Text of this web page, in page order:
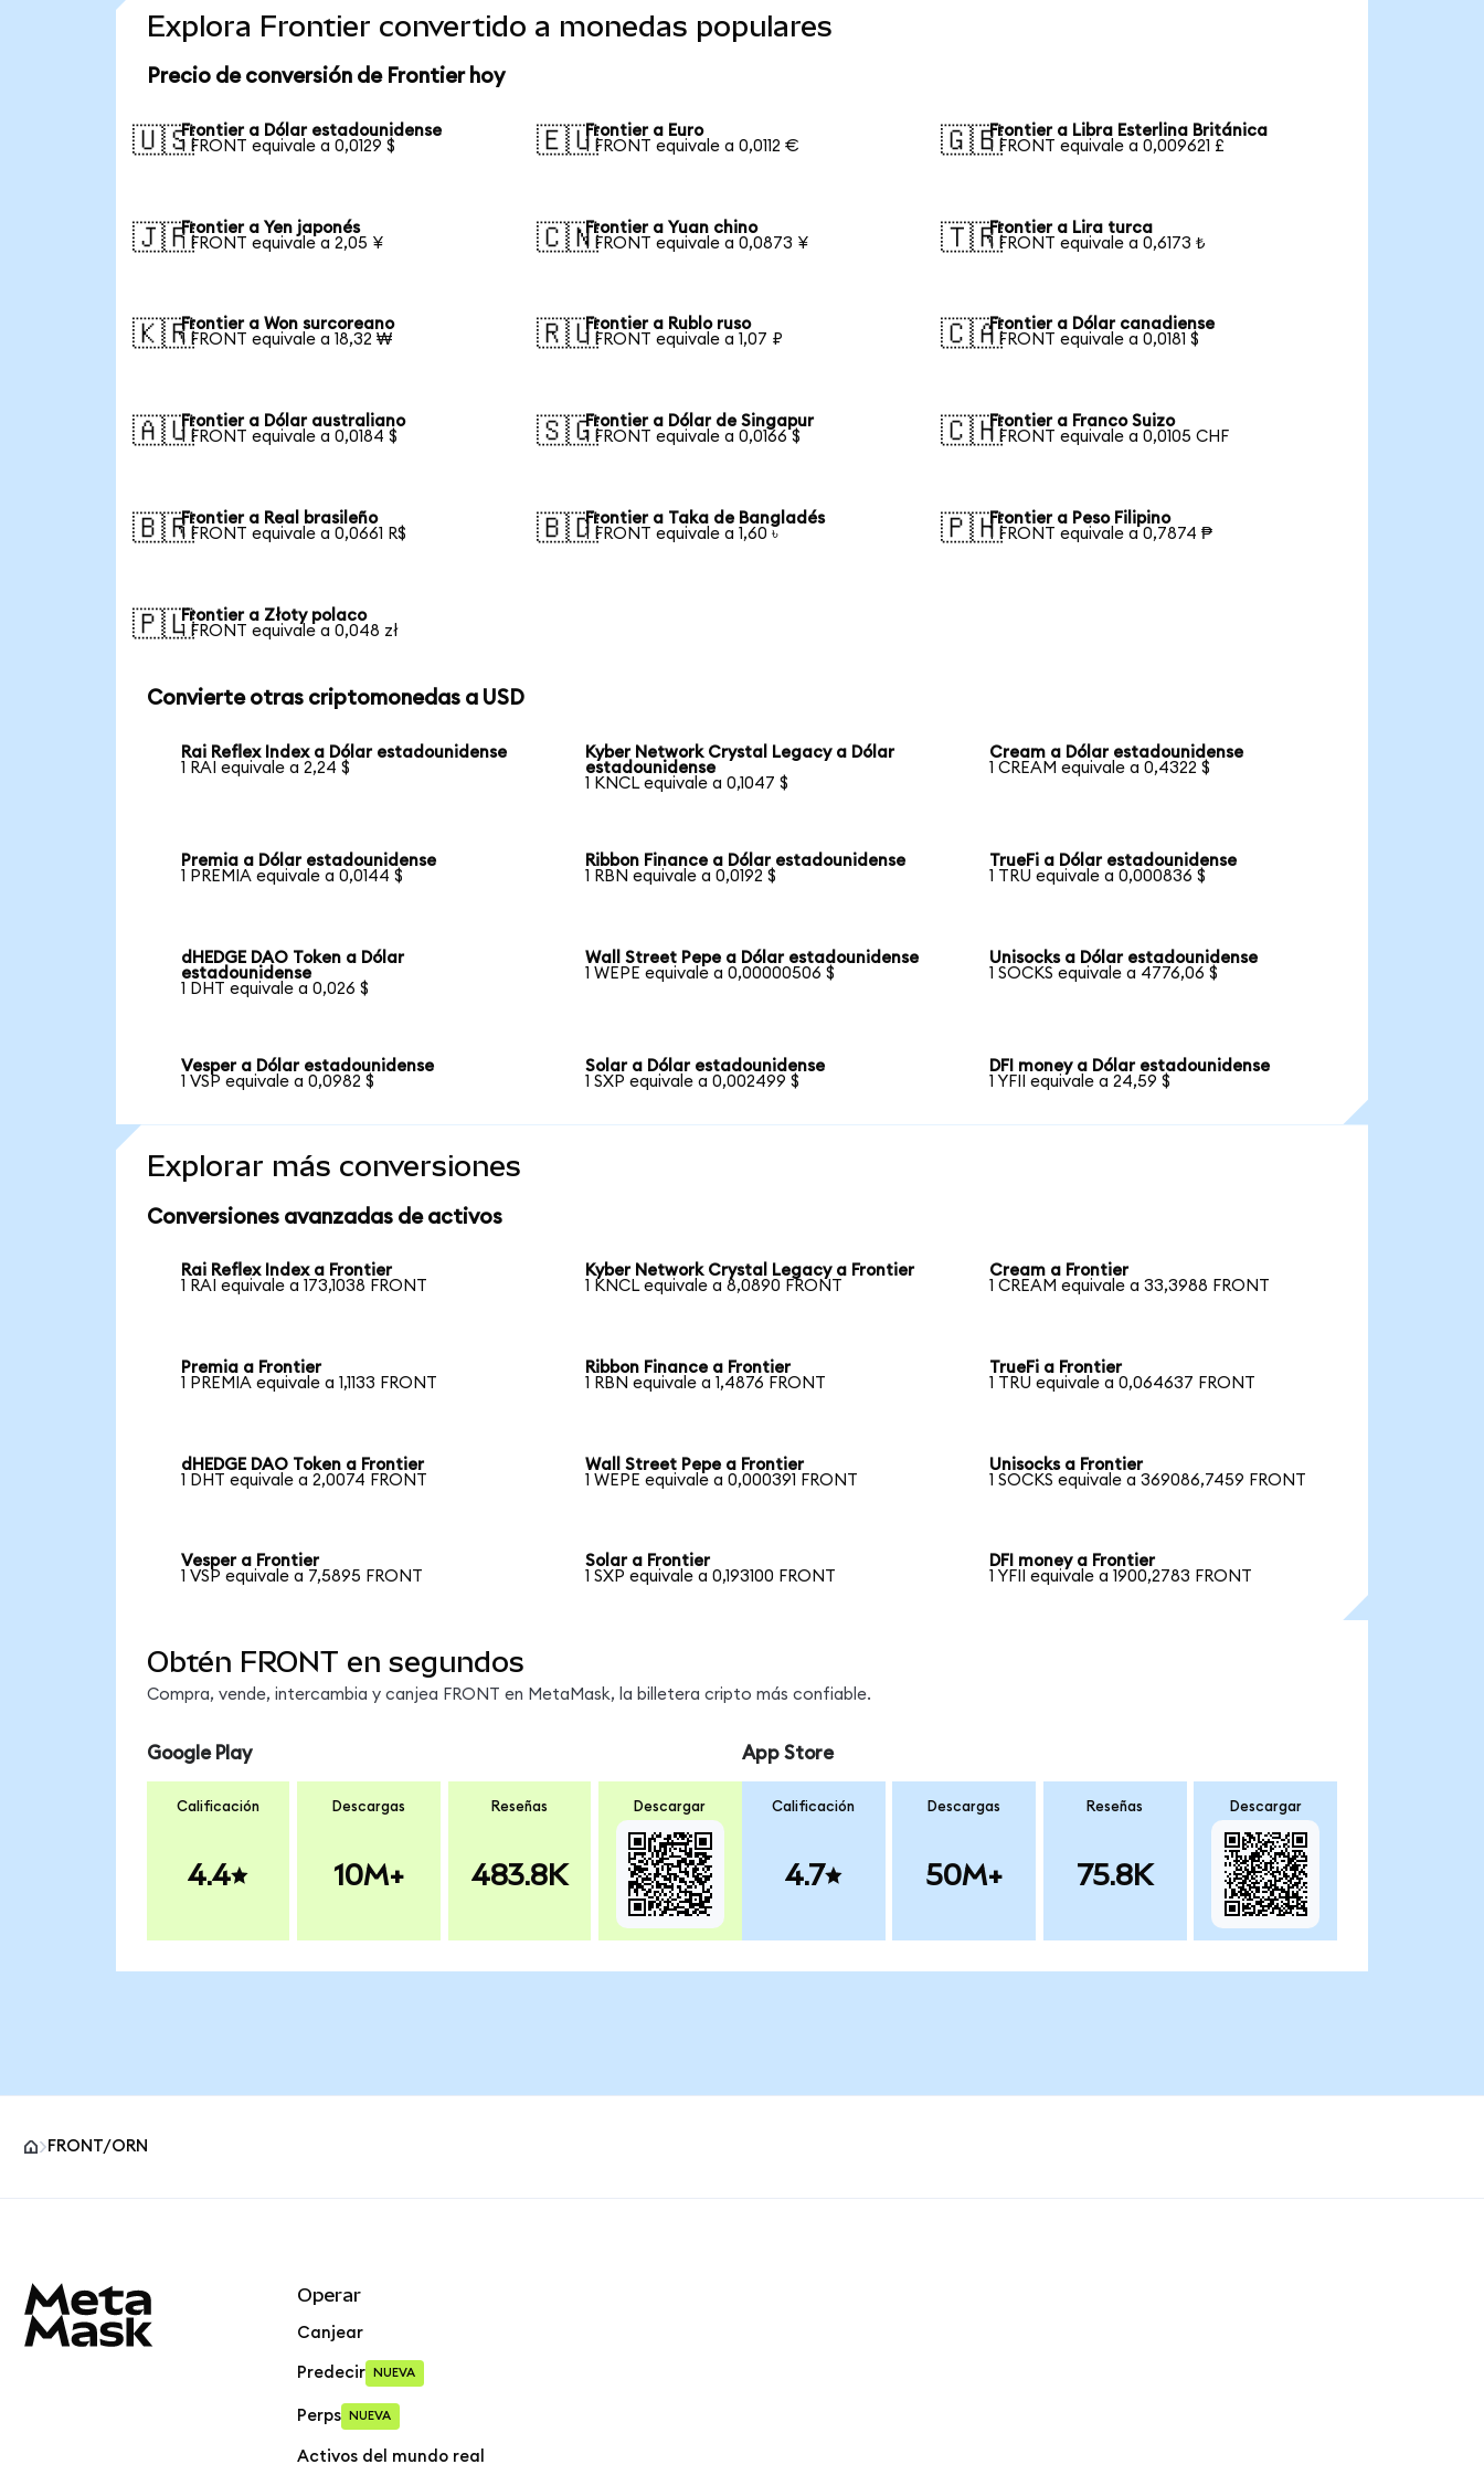
Explora Frontier convertido a monedas populares
Precio de conversión de Frontier hoy
🇺🇸Frontier a Dólar estadounidense
1 FRONT equivale a 0,0129 $
🇪🇺Frontier a Euro
1 FRONT equivale a 0,0112 €
🇬🇧Frontier a Libra Esterlina Británica
1 FRONT equivale a 0,009621 £
🇯🇵Frontier a Yen japonés
1 FRONT equivale a 2,05 ¥
🇨🇳Frontier a Yuan chino
1 FRONT equivale a 0,0873 ¥
🇹🇷Frontier a Lira turca
1 FRONT equivale a 0,6173 ₺
🇰🇷Frontier a Won surcoreano
1 FRONT equivale a 18,32 ₩
🇷🇺Frontier a Rublo ruso
1 FRONT equivale a 1,07 ₽
🇨🇦Frontier a Dólar canadiense
1 FRONT equivale a 0,0181 $
🇦🇺Frontier a Dólar australiano
1 FRONT equivale a 0,0184 $
🇸🇬Frontier a Dólar de Singapur
1 FRONT equivale a 0,0166 $
🇨🇭Frontier a Franco Suizo
1 FRONT equivale a 0,0105 CHF
🇧🇷Frontier a Real brasileño
1 FRONT equivale a 0,0661 R$
🇧🇩Frontier a Taka de Bangladés
1 FRONT equivale a 1,60 ৳
🇵🇭Frontier a Peso Filipino
1 FRONT equivale a 0,7874 ₱
🇵🇱Frontier a Złoty polaco
1 FRONT equivale a 0,048 zł
Convierte otras criptomonedas a USD
Rai Reflex Index a Dólar estadounidense
1 RAI equivale a 2,24 $
Kyber Network Crystal Legacy a Dólar
estadounidense
1 KNCL equivale a 0,1047 $
Cream a Dólar estadounidense
1 CREAM equivale a 0,4322 $
Premia a Dólar estadounidense
1 PREMIA equivale a 0,0144 $
Ribbon Finance a Dólar estadounidense
1 RBN equivale a 0,0192 $
TrueFi a Dólar estadounidense
1 TRU equivale a 0,000836 $
dHEDGE DAO Token a Dólar
estadounidense
1 DHT equivale a 0,026 $
Wall Street Pepe a Dólar estadounidense
1 WEPE equivale a 0,00000506 $
Unisocks a Dólar estadounidense
1 SOCKS equivale a 4776,06 $
Vesper a Dólar estadounidense
1 VSP equivale a 0,0982 $
Solar a Dólar estadounidense
1 SXP equivale a 0,002499 $
DFI money a Dólar estadounidense
1 YFII equivale a 24,59 $
Explorar más conversiones
Conversiones avanzadas de activos
Rai Reflex Index a Frontier
1 RAI equivale a 173,1038 FRONT
Kyber Network Crystal Legacy a Frontier
1 KNCL equivale a 8,0890 FRONT
Cream a Frontier
1 CREAM equivale a 33,3988 FRONT
Premia a Frontier
1 PREMIA equivale a 1,1133 FRONT
Ribbon Finance a Frontier
1 RBN equivale a 1,4876 FRONT
TrueFi a Frontier
1 TRU equivale a 0,064637 FRONT
dHEDGE DAO Token a Frontier
1 DHT equivale a 2,0074 FRONT
Wall Street Pepe a Frontier
1 WEPE equivale a 0,000391 FRONT
Unisocks a Frontier
1 SOCKS equivale a 369086,7459 FRONT
Vesper a Frontier
1 VSP equivale a 7,5895 FRONT
Solar a Frontier
1 SXP equivale a 0,193100 FRONT
DFI money a Frontier
1 YFII equivale a 1900,2783 FRONT
Obtén FRONT en segundos
Compra, vende, intercambia y canjea FRONT en MetaMask, la billetera cripto más confiable.
Google Play
Calificación
4.4
Descargas
10M+
Reseñas
483.8K
Descargar
App Store
Calificación
4.7
Descargas
50M+
Reseñas
75.8K
Descargar
FRONT/ORN
Operar
Canjear
Predecir NUEVA
Perps NUEVA
Activos del mundo real